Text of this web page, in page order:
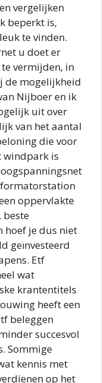
vergelijken
beperkt is,
te vinden.
u doet er
vermijden, in
de mogelijkheid
Nijboer en ik
uit over
van het aantal
die voor
windpark is
oppervlakte
beste
hoef je dus niet
geïnvesteerd
Etf
wat
krantentitels
heeft een
beleggen
succesvol
Sommige
kennis met
op het